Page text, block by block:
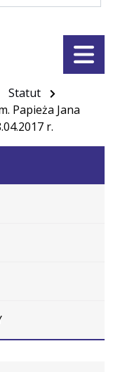
Menu
Statut
Papieża Jana
r.